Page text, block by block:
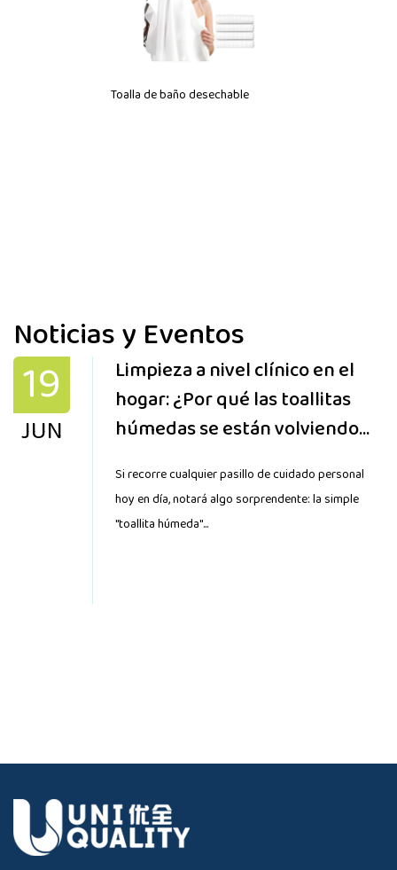
Toalla de baño desechable
Noticias y Eventos
19
JUN
Limpieza a nivel clínico en el
hogar: ¿Por qué las toallitas
húmedas se están volviendo
Si recorre cualquier pasillo de cuidado personal
hoy en día, notará algo sorprendente: la simple
"toallita húmeda"...